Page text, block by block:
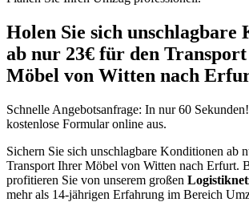
Holen Sie sich unschlagbare
ab nur 23€ für den
Möbel von Witten nach
Schnelle Angebotsanfrage: In nur 60
kostenlose Formular online aus.
Sichern Sie sich unschlagbare Konditionen ab
Transport Ihrer Möbel von Witten nach Erfurt.
profitieren Sie von unserem großen
mehr als 14-jährigen Erfahrung im Bereich